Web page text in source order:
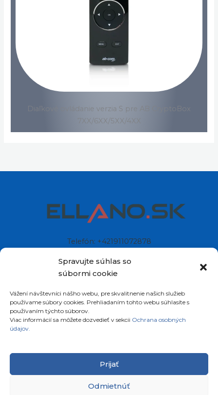
Spravujte súhlas so
súbormi cookie
Vážení návštevníci nášho webu, pre skvalitnenie našich služieb
používame súbory cookies. Prehliadaním tohto webu súhlasíte s
používaním týchto súborov.
Viac informácií sa môžete dozvedieť v sekcii Ochrana osobných
údajov.
Prijať
Odmietnúť
Diaľkové ovládanie verzia S pre AB CryptoBox
7XX/6XX/5XX/4XX
Telefón: +421911072878
Sídlo: Štiavnička 211/49
97681 Podbrezová
Slovenská republika